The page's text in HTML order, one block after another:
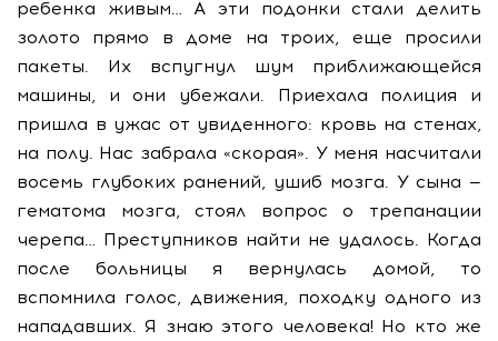
ребенка живым… А эти подонки стали делить
золото прямо в доме на троих, еще просили
пакеты. Их вспугнул шум приближающейся
машины, и они убежали. Приехала полиция и
пришла в ужас от увиденного: кровь на стенах,
на полу. Нас забрала «скорая». У меня насчитали
восемь глубоких ранений, ушиб мозга. У сына —
гематома мозга, стоял вопрос о трепанации
черепа… Преступников найти не удалось. Когда
после больницы я вернулась домой, то
вспомнила голос, движения, походку одного из
нападавших. Я знаю этого человека! Но кто же